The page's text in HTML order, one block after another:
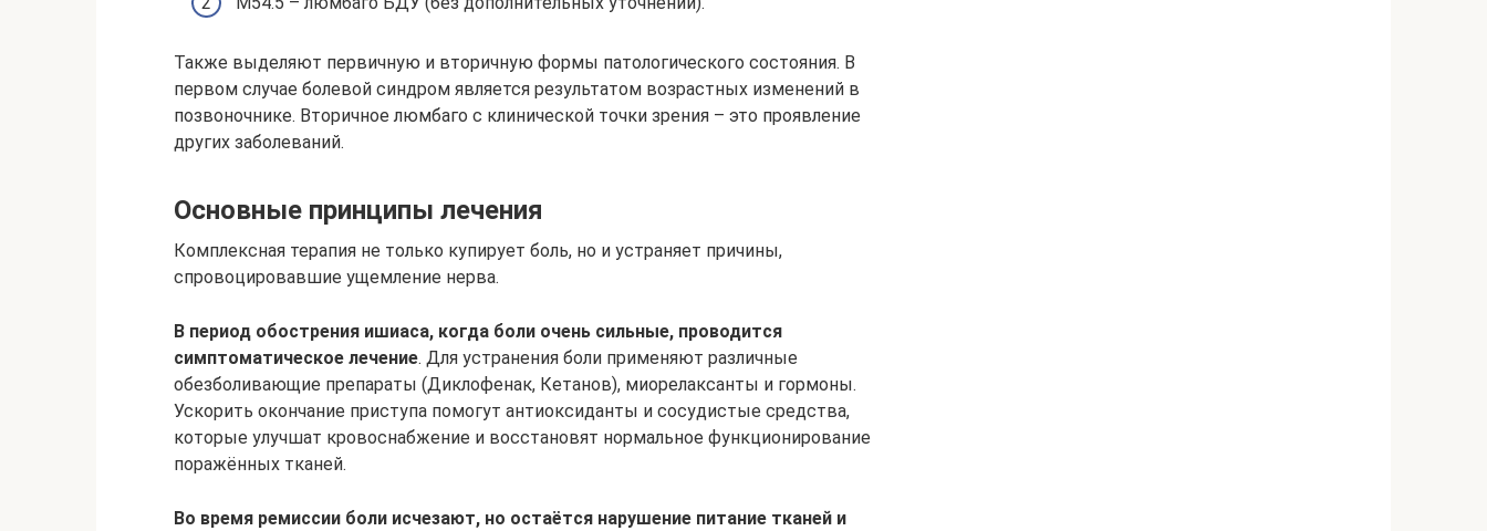
Также выделяют первичную и вторичную формы патологического состояния. В
первом случае болевой синдром является результатом возрастных изменений в
позвоночнике. Вторичное люмбаго с клинической точки зрения – это проявление
других заболеваний.
Основные принципы лечения
Комплексная терапия не только купирует боль, но и устраняет причины,
спровоцировавшие ущемление нерва.
В период обострения ишиаса, когда боли очень сильные, проводится
симптоматическое лечение. Для устранения боли применяют различные
обезболивающие препараты (Диклофенак, Кетанов), миорелаксанты и гормоны.
Ускорить окончание приступа помогут антиоксиданты и сосудистые средства,
которые улучшат кровоснабжение и восстановят нормальное функционирование
поражённых тканей.
Во время ремиссии боли исчезают, но остаётся нарушение питание тканей и